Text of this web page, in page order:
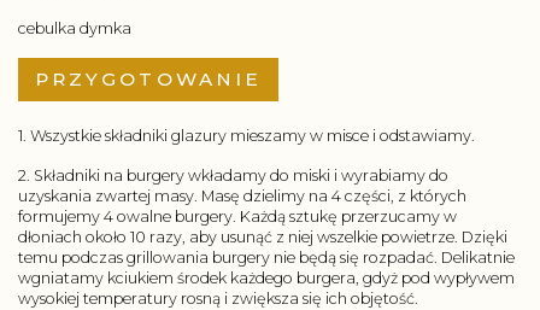
cebulka dymka
PRZYGOTOWANIE
1. Wszystkie składniki glazury mieszamy w misce i odstawiamy.
2. Składniki na burgery wkładamy do miski i wyrabiamy do
uzyskania zwartej masy. Masę dzielimy na 4 części, z których
formujemy 4 owalne burgery. Każdą sztukę przerzucamy w
dłoniach około 10 razy, aby usunąć z niej wszelkie powietrze. Dzięki
temu podczas grillowania burgery nie będą się rozpadać. Delikatnie
wgniatamy kciukiem środek każdego burgera, gdyż pod wypływem
wysokiej temperatury rosną i zwiększa się ich objętość.